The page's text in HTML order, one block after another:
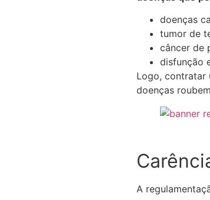
doenças
tumor de
câncer de
disfunção
Logo, contratar
doenças
A